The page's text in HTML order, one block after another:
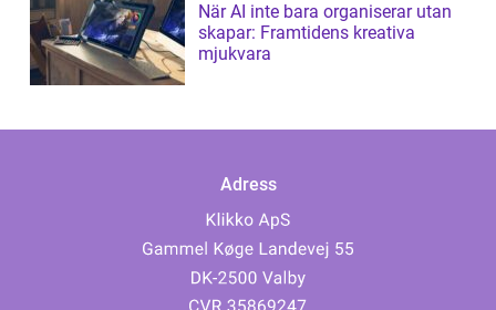
När AI inte bara organiserar utan
skapar: Framtidens kreativa
mjukvara
Adress